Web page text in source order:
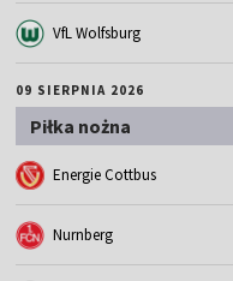
VfL Wolfsburg
09 SIERPNIA 2026
Piłka nożna
Energie Cottbus
Nurnberg